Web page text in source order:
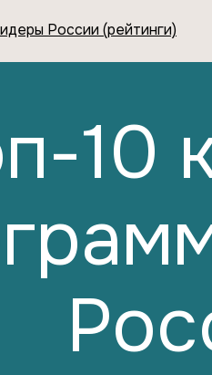
России (рейтинги)
10